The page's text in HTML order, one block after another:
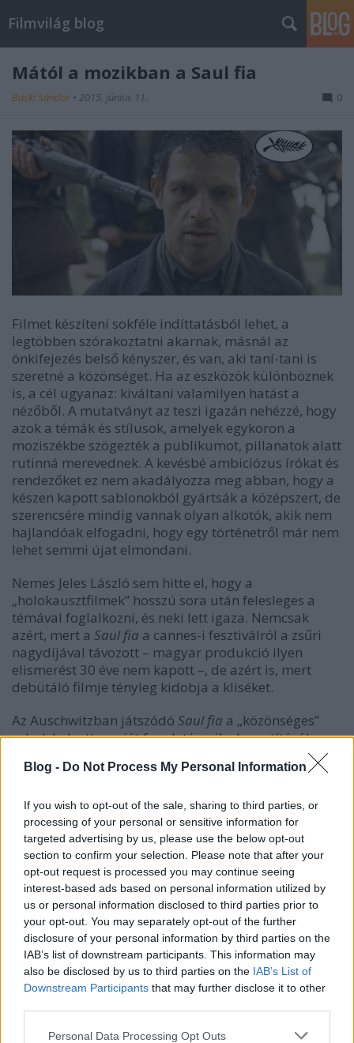
Blog - Do Not Process My Personal Information
If you wish to opt-out of the sale, sharing to third parties, or
processing of your personal or sensitive information for
targeted advertising by us, please use the below opt-out
section to confirm your selection. Please note that after your
opt-out request is processed you may continue seeing
interest-based ads based on personal information utilized by
us or personal information disclosed to third parties prior to
your opt-out. You may separately opt-out of the further
disclosure of your personal information by third parties on the
IAB’s list of downstream participants. This information may
also be disclosed by us to third parties on the IAB’s List of
Downstream Participants that may further disclose it to other
Please note that this website/app uses one or more Google
Personal Data Processing Opt Outs
Filmvilág blog
Mától a mozikban a Saul fia
Baski Sándor • 2015. június 11. 0
Filmet készíteni sokféle indíttatásból lehet, a
legtöbben szórakoztatni akarnak, másnál az
önkifejezés belső kényszer, és van, aki taní-tani is
szeretné a közönséget. Ha az eszközök különböznek
is, a cél ugyanaz: kiváltani valamilyen hatást a
nézőből. A mutatványt az teszi igazán nehézzé, hogy
azok a témák és stílusok, amelyek egykoron a
moziszékbe szögezték a publikumot, pillanatok alatt
rutinná merevednek. A kevésbé ambiciózus írókat és
rendezőket ez nem akadályozza meg abban, hogy a
készen kapott sablonokból gyártsák a középszert, de
szerencsére mindig vannak olyan alkotók, akik nem
hajlandóak elfogadni, hogy egy történetről már nem
lehet semmi újat elmondani.
Nemes Jeles László sem hitte el, hogy a
„holokausztfilmek” hosszú sora után felesleges a
témával foglalkozni, és neki lett igaza. Nemcsak
azért, mert a Saul fia a cannes-i fesztiválról a zsűri
nagydíjával távozott – magyar produkció ilyen
elismerést 30 éve nem kapott –, de azért is, mert
debütáló filmje tényleg kidobja a kliséket.
Az Auschwitzban játszódó Saul fia a „közönséges”
rabok helyett a saját fogolytársaik elpusztításában
segédkező sonderkommandósok világát mutatja be.
Önmagában már ez is újdonság lenne, de Nemes
holokausztfilmet, hogy valójában nem
holokausztfilmet forgatott. Nem akart egy komplett
tablót felrajzolni, sem a könnyfakasztás, sem a
sokkolás, sem a szépelgés nem volt célja, mindössze
egyetlen ember egyetlen napját követi.
Erdély Mátyás kamerája egy másodpercre sem tágít
a főszereplő, a magyar Saul (Röhrig Géza) mellől.
Tanúi lehetünk annak, hogy megpróbálja
eltemettetni a fiát – vagy azt, akit annak vél –
miközben részt vesz a sonderkommandósok
lázadásában, a tábor és történések helyett azonban
végig őt látjuk. A borzalmakról csak a hangok, a
zörejek és a zajok tudósítanak, ezzel